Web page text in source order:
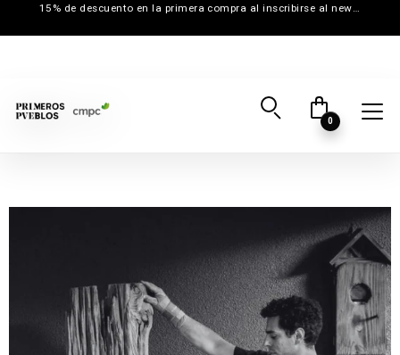
15% de descuento en la primera compra al inscribirse al newsletter
0